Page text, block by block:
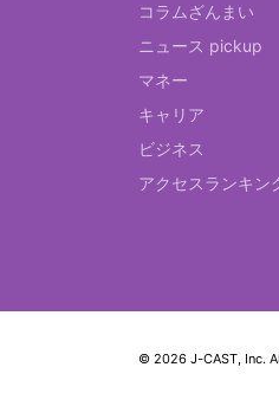
コラムざんまい
ニュース pickup
マネー
キャリア
ビジネス
アクセスランキン
© 2026 J-CAST, Inc.